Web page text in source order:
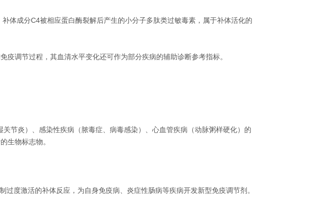
体成分C4被相应蛋白酶裂解后产生的小分子多肽类过敏毒素，属于补体活化的
调节过程，其血清水平变化还可作为部分疾病的辅助诊断参考指标。
节炎）、感染性疾病（脓毒症、病毒感染）、心血管疾病（动脉粥样硬化）的
生物标志物。
度激活的补体反应，为自身免疫病、炎症性肠病等疾病开发新型免疫调节剂。